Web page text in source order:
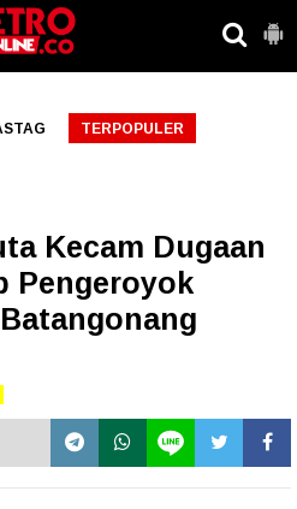
TERPOPULER
Kecam Dugaan
Pengeroyok